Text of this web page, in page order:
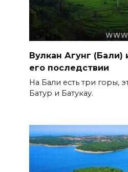
Вулкан Агунг (Бали)
его последствии
На Бали есть три горы,
Батур и Батукау.